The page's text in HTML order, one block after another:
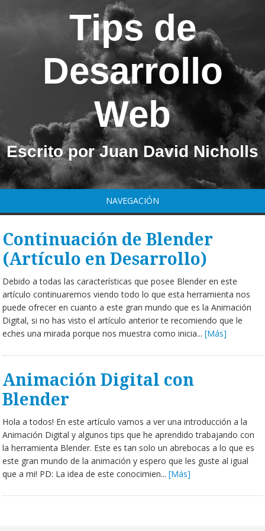
Tips de
Desarrollo
Web
Escrito por Juan David Nicholls
NAVEGACIÓN
Continuación de Blender
(Artículo en Desarrollo)
Debido a todas las características que posee Blender en este
artículo continuaremos viendo todo lo que esta herramienta nos
puede ofrecer en cuanto a este gran mundo que es la Animación
Digital, si no has visto el artículo anterior te recomiendo que le
eches una mirada porque nos muestra como inicia...[Más]
Animación Digital con
Blender
Hola a todos! En este artículo vamos a ver una introducción a la
Animación Digital y algunos tips que he aprendido trabajando con
la herramienta Blender. Este es tan solo un abrebocas a lo que es
este gran mundo de la animación y espero que les guste al igual
que a mi! PD: La idea de este conocimien...[Más]